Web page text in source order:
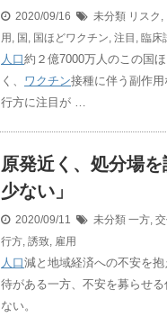
2020/09/16 未分類 リスク ,
用 , 国 , 国ほどワクチン, 注目 , 臨床
人口約２億7000万人のこの国
く、 ワクチン接種に伴う副作
行方に注目が …
原発近く、処分場
少ない」
2020/09/11 未分類 一方,
行方, 誘致, 雇用
人口減と地域経済への不安を
待がある一方、不安を募らせ
ない。